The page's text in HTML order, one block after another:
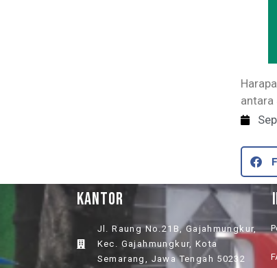
antara
KANTOR
Jl. Raung No.21B, Gajahmungkur,
Kec. Gajahmungkur, Kota
Semarang, Jawa Tengah 50232